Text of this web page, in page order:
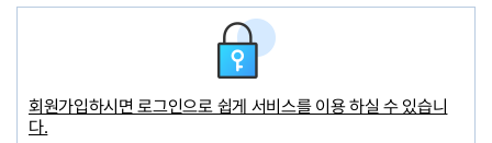
회원가입하시면 로그인으로 쉽게 서비스를 이용 하실 수 있습니
다.